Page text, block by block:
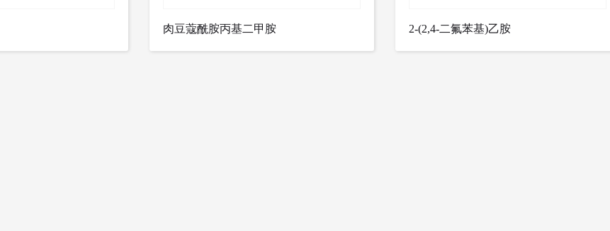
肉豆蔻酰胺丙基二甲胺 2-(2,4-二氟苯基)乙胺